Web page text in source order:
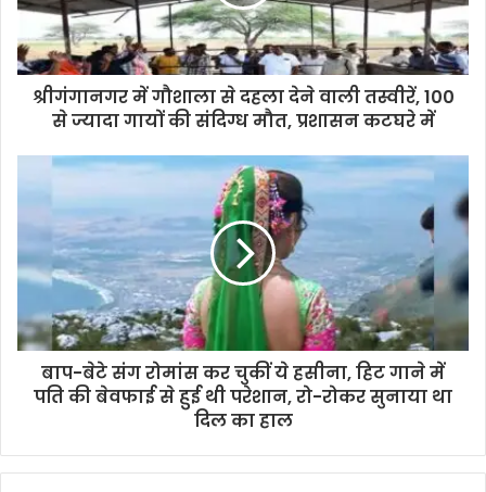
श्रीगंगानगर में गौशाला से दहला देने वाली तस्वीरें, 100
से ज्यादा गायों की संदिग्ध मौत, प्रशासन कटघरे में
बाप-बेटे संग रोमांस कर चुकीं ये हसीना, हिट गाने में
पति की बेवफाई से हुई थी परेशान, रो-रोकर सुनाया था
दिल का हाल